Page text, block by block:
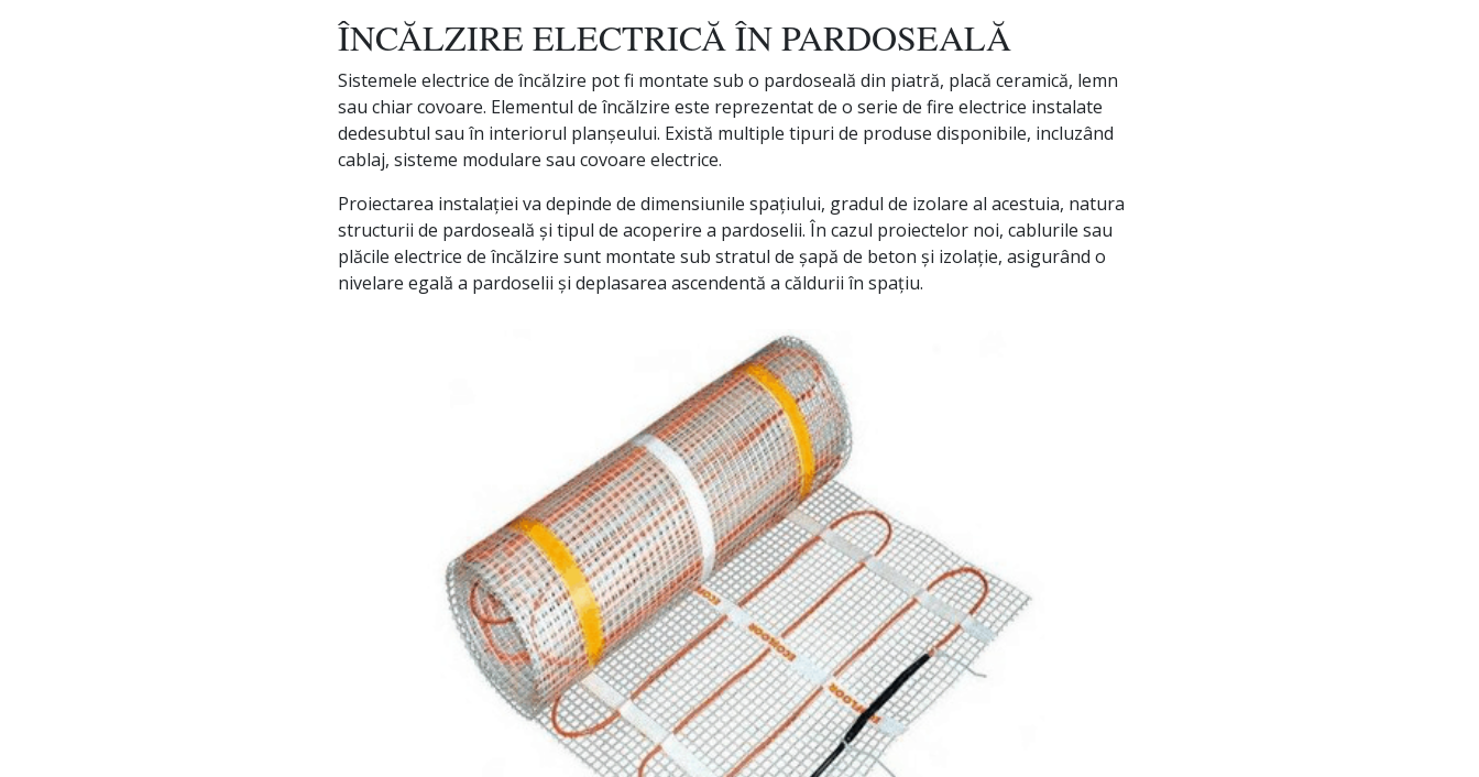
ÎNCĂLZIRE ELECTRICĂ ÎN PARDOSEALĂ
Sistemele electrice de încălzire pot fi montate sub o pardoseală din piatră, placă ceramică, lemn
sau chiar covoare. Elementul de încălzire este reprezentat de o serie de fire electrice instalate
dedesubtul sau în interiorul planșeului. Există multiple tipuri de produse disponibile, incluzând
cablaj, sisteme modulare sau covoare electrice.
Proiectarea instalației va depinde de dimensiunile spațiului, gradul de izolare al acestuia, natura
structurii de pardoseală și tipul de acoperire a pardoselii. În cazul proiectelor noi, cablurile sau
plăcile electrice de încălzire sunt montate sub stratul de șapă de beton și izolație, asigurând o
nivelare egală a pardoselii și deplasarea ascendentă a căldurii în spațiu.